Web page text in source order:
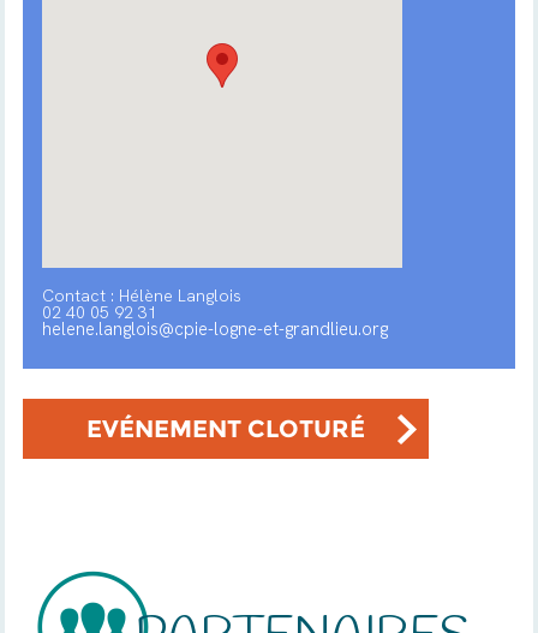
Contact : Hélène Langlois
02 40 05 92 31
helene.langlois@cpie-logne-et-grandlieu.org
EVÉNEMENT CLOTURÉ